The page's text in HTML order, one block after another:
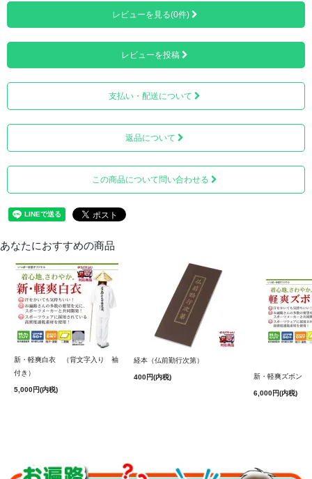
裏面（内側）も均一に、しっかりと塗装されております。
本商品に、ビニールカバーは付いておりません。別途お買
い求めください。
※「竹笠用ビニールカバー（大・小兼用）」の単品購入は
コチラ
■サイズ＝直径40㎝
※加工無し「丸笠（小）2,800円」の購入はコチラ
レビューを見る(0件)
レビューを投稿
支払い・配送について
返品について
この商品について問い合わせる
あなたにおすすめの商品
新・軽爽白衣 （背文字入り 袖
付き）
5,000円(内税)
経本（仏前勤行次第）
400円(内税) 新・軽爽ズボン
6,000円(内税)